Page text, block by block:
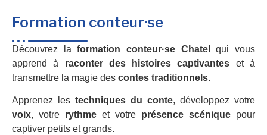
Formation conteur·se
Découvrez laformation conteur·se Chatel
qui vous
apprend à raconter des histoires captivantes et à
transmettre la magie des contes traditionnels.
Apprenez les techniques du conte, développez votre
voix, votre rythme et votre présence scénique pour
captiver petits et grands.